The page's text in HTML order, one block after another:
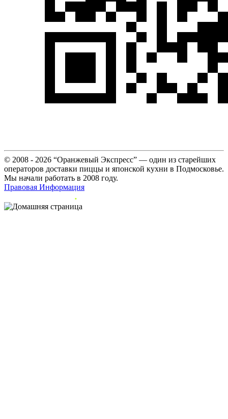
© 2008 - 2026 “Оранжевый Экспресс” — один из старейших
операторов доставки пиццы и японской кухни в Подмосковье.
Мы начали работать в 2008 году.
Правовая Информация